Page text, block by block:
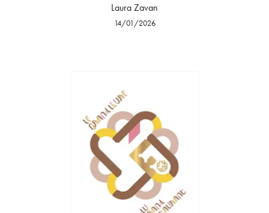
Laura Zavan
14/01/2026